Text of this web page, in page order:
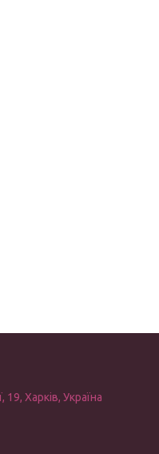
19, Харків, Україна